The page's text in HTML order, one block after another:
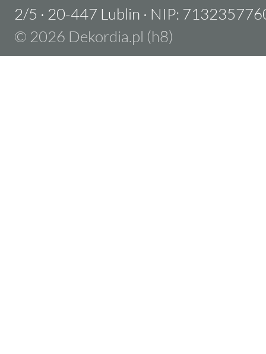
2/5 · 20-447 Lublin · NIP:
© 2026 Dekordia.pl (h8)